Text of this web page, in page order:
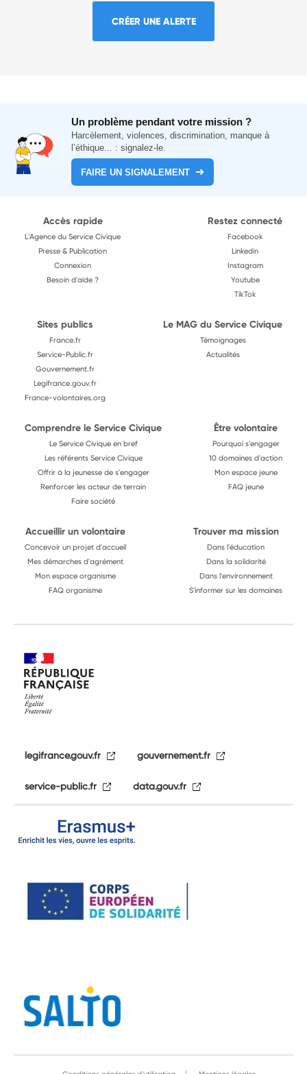
CRÉER UNE ALERTE
Un problème pendant votre mission ?
Harcèlement, violences, discrimination, manque à
l’éthique... : signalez-le.
FAIRE UN SIGNALEMENT
Accès rapide
L'Agence du Service Civique
Presse & Publication
Connexion
Besoin d'aide ?
Restez connecté
Facebook
Linkedin
Instagram
Youtube
TikTok
Sites publics
France.fr
Service-Public.fr
Gouvernement.fr
Legifrance.gouv.fr
France-volontaires.org
Le MAG du Service Civique
Témoignages
Actualités
Comprendre le Service Civique
Le Service Civique en bref
Les référents Service Civique
Offrir à la jeunesse de s'engager
Renforcer les acteur de terrain
Faire société
Être volontaire
Pourquoi s'engager
10 domaines d'action
Mon espace jeune
FAQ jeune
Accueillir un volontaire
Concevoir un projet d'accueil
Mes démarches d'agrément
Mon espace organisme
FAQ organisme
Trouver ma mission
Dans l'éducation
Dans la solidarité
Dans l'environnement
S'informer sur les domaines
legifrance.gouv.fr gouvernement.fr
service-public.fr data.gouv.fr